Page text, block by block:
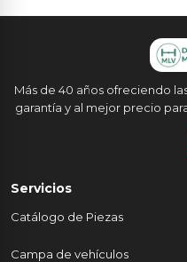
Más de 40 años ofreciendo
garantía y al mejor precio
Servicios
Catálogo de Piezas
Campa de vehículos